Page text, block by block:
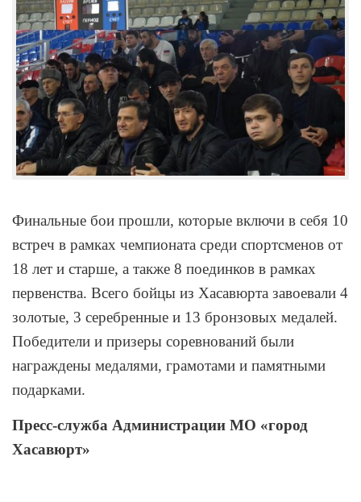
Финальные бои прошли, которые включи в себя 10
встреч в рамках чемпионата среди спортсменов от
18 лет и старше, а также 8 поединков в рамках
первенства. Всего бойцы из Хасавюрта завоевали 4
золотые, 3 серебренные и 13 бронзовых медалей.
Победители и призеры соревнований были
награждены медалями, грамотами и памятными
подарками.
Пресс-служба Администрации МО «город
Хасавюрт»